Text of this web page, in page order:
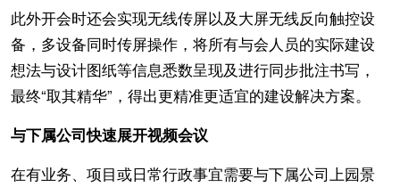
此外开会时还会实现无线传屏以及大屏无线反向触控设
备，多设备同时传屏操作，将所有与会人员的实际建设
想法与设计图纸等信息悉数呈现及进行同步批注书写，
最终“取其精华”，得出更精准更适宜的建设解决方案。
与下属公司快速展开视频会议
在有业务、项目或日常行政事宜需要与下属公司上园景